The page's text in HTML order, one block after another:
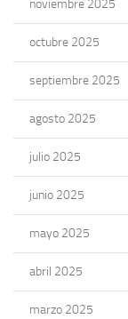
noviembre 2025
octubre 2025
septiembre 2025
agosto 2025
julio 2025
junio 2025
mayo 2025
abril 2025
marzo 2025